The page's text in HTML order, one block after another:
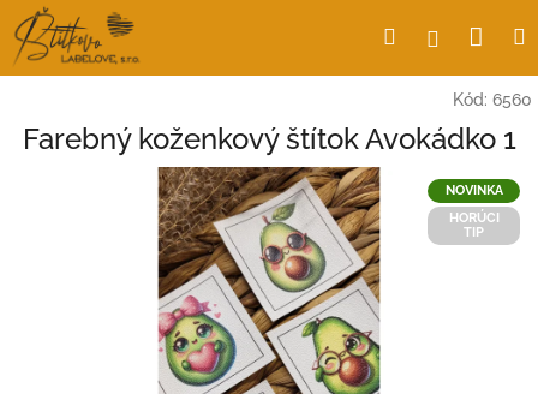
Prejsť
na
obsah
Hľadať
Kód: 6560
Farebný koženkový štítok Avokádko 1
NOVINKA
HORÚCI
TIP